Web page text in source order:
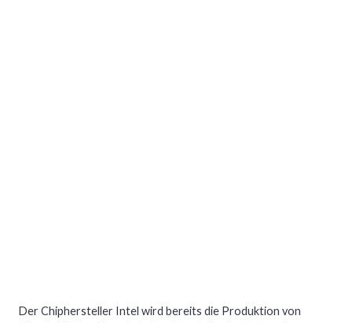
Der Chiphersteller Intel wird bereits die Produktion von